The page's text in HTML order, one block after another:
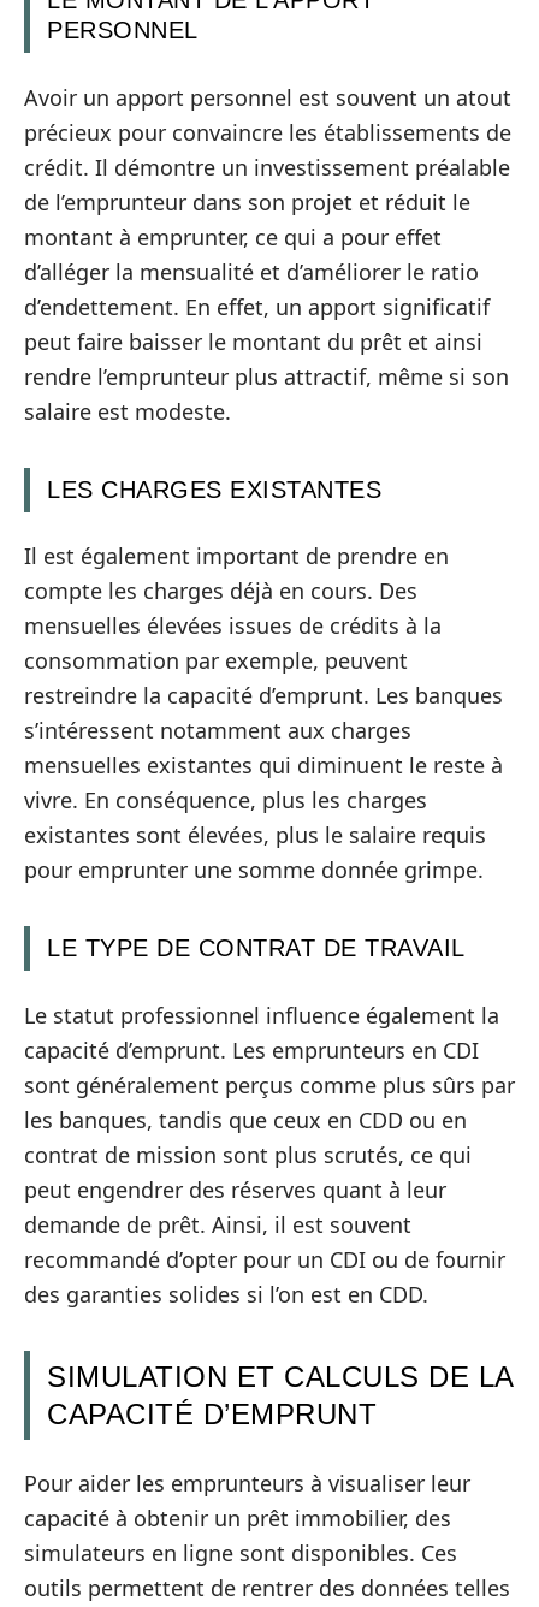
PERSONNEL
Avoir un apport personnel est souvent un atout
précieux pour convaincre les établissements de
crédit. Il démontre un investissement préalable
de l’emprunteur dans son projet et réduit le
montant à emprunter, ce qui a pour effet
d’alléger la mensualité et d’améliorer le ratio
d’endettement. En effet, un apport significatif
peut faire baisser le montant du prêt et ainsi
rendre l’emprunteur plus attractif, même si son
salaire est modeste.
LES CHARGES EXISTANTES
Il est également important de prendre en
compte les charges déjà en cours. Des
mensuelles élevées issues de crédits à la
consommation par exemple, peuvent
restreindre la capacité d’emprunt. Les banques
s’intéressent notamment aux charges
mensuelles existantes qui diminuent le reste à
vivre. En conséquence, plus les charges
existantes sont élevées, plus le salaire requis
pour emprunter une somme donnée grimpe.
LE TYPE DE CONTRAT DE TRAVAIL
Le statut professionnel influence également la
capacité d’emprunt. Les emprunteurs en CDI
sont généralement perçus comme plus sûrs par
les banques, tandis que ceux en CDD ou en
contrat de mission sont plus scrutés, ce qui
peut engendrer des réserves quant à leur
demande de prêt. Ainsi, il est souvent
recommandé d’opter pour un CDI ou de fournir
des garanties solides si l’on est en CDD.
SIMULATION ET CALCULS DE LA
CAPACITÉ D’EMPRUNT
Pour aider les emprunteurs à visualiser leur
capacité à obtenir un prêt immobilier, des
simulateurs en ligne sont disponibles. Ces
outils permettent de rentrer des données telles